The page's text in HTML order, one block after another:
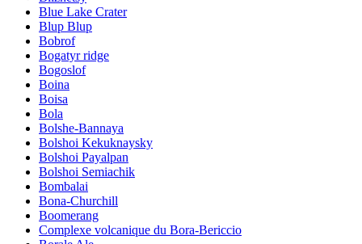
Blue Lake Crater
Blup Blup
Bobrof
Bogatyr ridge
Bogoslof
Boina
Boisa
Bola
Bolshe-Bannaya
Bolshoi Kekuknaysky
Bolshoi Payalpan
Bolshoi Semiachik
Bombalai
Bona-Churchill
Boomerang
Complexe volcanique du Bora-Bericcio